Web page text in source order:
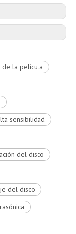
de la película
sensibilidad
del disco
del disco